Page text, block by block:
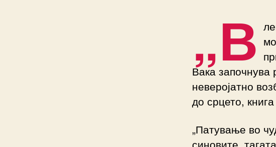
„В
Вака започнува
неверојатно
до срцето,
„Патување во